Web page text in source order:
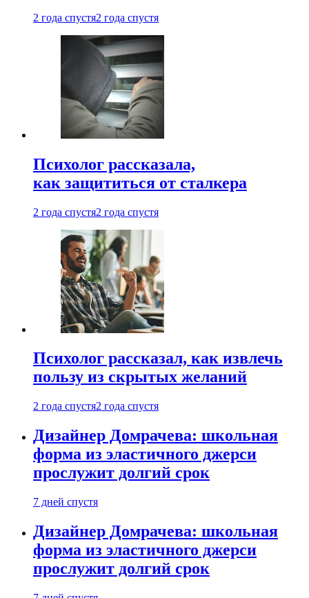
2 года спустя2 года спустя
Психолог рассказала,
как защититься от сталкера
2 года спустя2 года спустя
Психолог рассказал, как извлечь
пользу из скрытых желаний
2 года спустя2 года спустя
Дизайнер Домрачева: школьная
форма из эластичного джерси
прослужит долгий срок
7 дней спустя
Дизайнер Домрачева: школьная
форма из эластичного джерси
прослужит долгий срок